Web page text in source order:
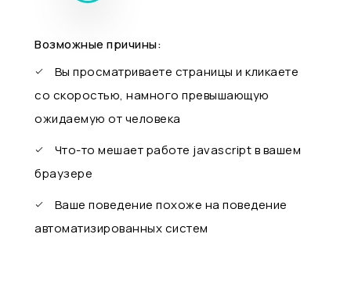
Возможные причины:
Вы просматриваете страницы и кликаете
со скоростью, намного превышающую
ожидаемую от человека
Что-то мешает работе javascript в вашем
браузере
Ваше поведение похоже на поведение
автоматизированных систем